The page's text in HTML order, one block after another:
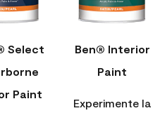
Select
Paint
Ben® Interior
Paint
Experimente la